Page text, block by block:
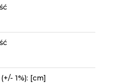
1%): [cm]